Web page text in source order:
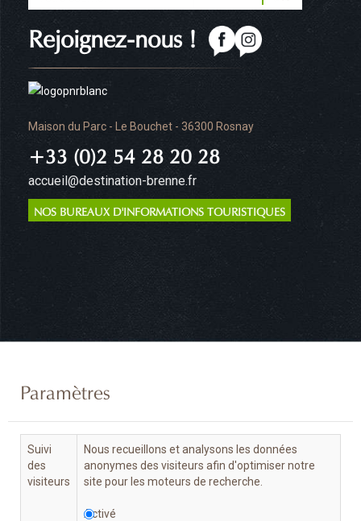
Maison du Parc - Le Bouchet - 36300 Rosnay
+33 (0)2 54 28 20 28
accueil@destination-brenne.fr
NOS BUREAUX D'INFORMATIONS TOURISTIQUES
Rejoignez-nous !
Paramètres
Suivi
des
visiteurs
Nous recueillons et analysons les données
anonymes des visiteurs afin d'optimiser notre
site pour les moteurs de recherche.
Activé